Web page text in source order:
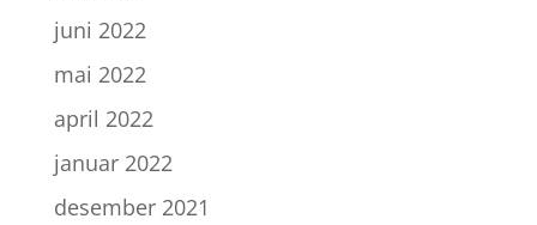
juni 2022
mai 2022
april 2022
januar 2022
desember 2021